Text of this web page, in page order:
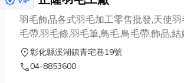
羽毛飾品各式羽毛加工零售批發,天使羽
毛帶,羽毛條,羽毛筆,鳥毛,鳥毛帶,飾品,結
毛,羽,天使羽毛,feather,大洋,台灣羽毛,羽
羽毛球,羽毛外套,羽毛雲,羽毛剪,尾牙 忘
location_on彰化縣溪湖鎮青宅巷19號
call04-8853600